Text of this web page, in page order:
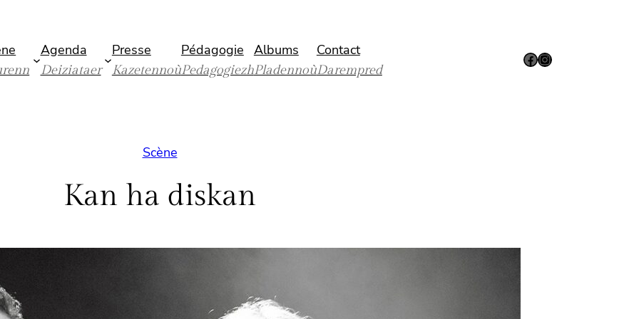
Agenda
Deiziataer
Presse
Kazetennoù
Pédagogie
Pedagogiezh
Albums
Pladennoù
Contact
Darempred
Facebook Instagram
Scène
Kan ha diskan